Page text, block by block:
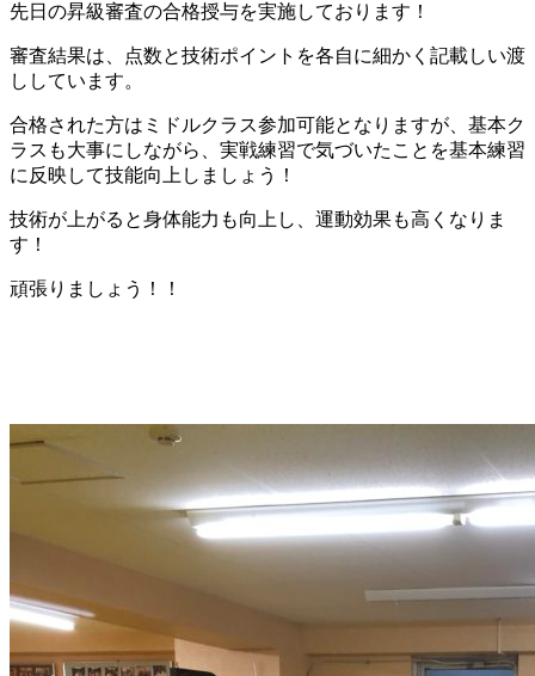
先日の昇級審査の合格授与を実施しております！
審査結果は、点数と技術ポイントを各自に細かく記載しい渡
ししています。
合格された方はミドルクラス参加可能となりますが、基本ク
ラスも大事にしながら、実戦練習で気づいたことを基本練習
に反映して技能向上しましょう！
技術が上がると身体能力も向上し、運動効果も高くなりま
す！
頑張りましょう！！